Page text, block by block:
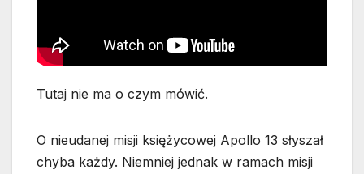
Tutaj nie ma o czym mówić.
O nieudanej misji księżycowej Apollo 13 słyszał
chyba każdy. Niemniej jednak w ramach misji